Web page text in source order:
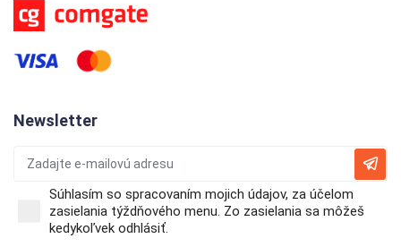
Newsletter
Súhlasím so spracovaním mojich údajov, za účelom
zasielania týždňového menu. Zo zasielania sa môžeš
kedykoľvek odhlásiť.